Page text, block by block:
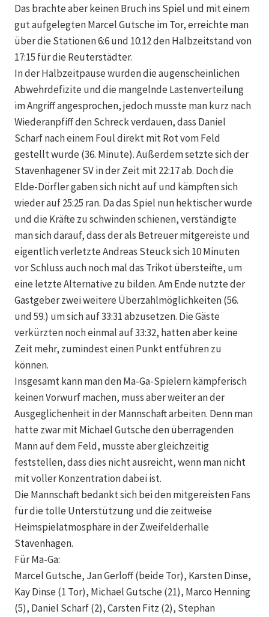
Das brachte aber keinen Bruch ins Spiel und mit einem
gut aufgelegten Marcel Gutsche im Tor, erreichte man
über die Stationen 6:6 und 10:12 den Halbzeitstand von
17:15 für die Reuterstädter.
In der Halbzeitpause wurden die augenscheinlichen
Abwehrdefizite und die mangelnde Lastenverteilung
im Angriff angesprochen, jedoch musste man kurz nach
Wiederanpfiff den Schreck verdauen, dass Daniel
Scharf nach einem Foul direkt mit Rot vom Feld
gestellt wurde (36. Minute). Außerdem setzte sich der
Stavenhagener SV in der Zeit mit 22:17 ab. Doch die
Elde-Dörfler gaben sich nicht auf und kämpften sich
wieder auf 25:25 ran. Da das Spiel nun hektischer wurde
und die Kräfte zu schwinden schienen, verständigte
man sich darauf, dass der als Betreuer mitgereiste und
eigentlich verletzte Andreas Steuck sich 10 Minuten
vor Schluss auch noch mal das Trikot übersteifte, um
eine letzte Alternative zu bilden. Am Ende nutzte der
Gastgeber zwei weitere Überzahlmöglichkeiten (56.
und 59.) um sich auf 33:31 abzusetzen. Die Gäste
verkürzten noch einmal auf 33:32, hatten aber keine
Zeit mehr, zumindest einen Punkt entführen zu
können.
Insgesamt kann man den Ma-Ga-Spielern kämpferisch
keinen Vorwurf machen, muss aber weiter an der
Ausgeglichenheit in der Mannschaft arbeiten. Denn man
hatte zwar mit Michael Gutsche den überragenden
Mann auf dem Feld, musste aber gleichzeitig
feststellen, dass dies nicht ausreicht, wenn man nicht
mit voller Konzentration dabei ist.
Die Mannschaft bedankt sich bei den mitgereisten Fans
für die tolle Unterstützung und die zeitweise
Heimspielatmosphäre in der Zweifelderhalle
Stavenhagen.
Für Ma-Ga:
Marcel Gutsche, Jan Gerloff (beide Tor), Karsten Dinse,
Kay Dinse (1 Tor), Michael Gutsche (21), Marco Henning
(5), Daniel Scharf (2), Carsten Fitz (2), Stephan